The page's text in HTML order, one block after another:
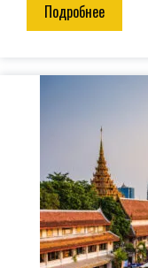
Подробнее